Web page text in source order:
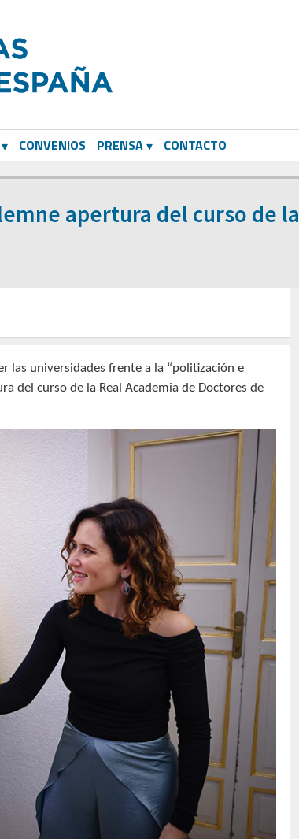
CONVENIOS PRENSA CONTACTO
apertura del curso de la
las universidades frente a la “politización e
del curso de la Real Academia de Doctores de